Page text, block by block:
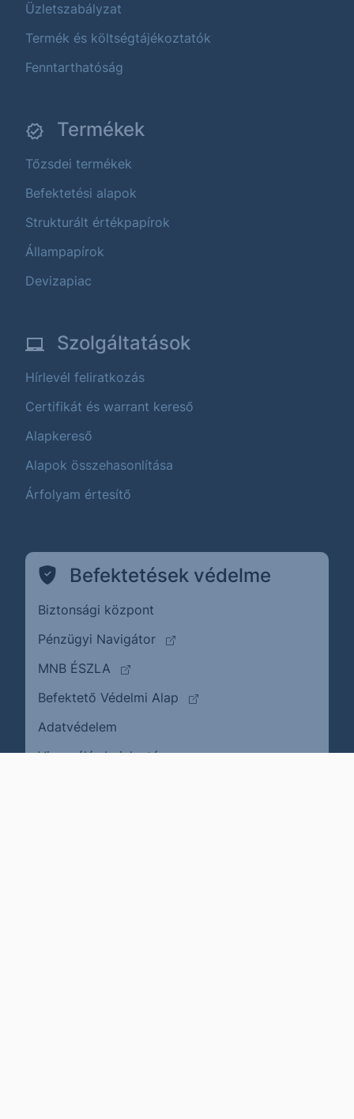
Üzletszabályzat
Termék és költségtájékoztatók
Fenntarthatóság
Termékek
Tőzsdei termékek
Befektetési alapok
Strukturált értékpapírok
Állampapírok
Devizapiac
Szolgáltatások
Hírlevél feliratkozás
Certifikát és warrant kereső
Alapkereső
Alapok összehasonlítása
Árfolyam értesítő
Befektetések védelme
Biztonsági központ
Pénzügyi Navigátor
(külső oldalra ugrik)
MNB ÉSZLA
(külső oldalra ugrik)
Befektető Védelmi Alap
(külső oldalra ugrik)
Adatvédelem
Visszaélés bejelentése(külső oldalra ugrik)